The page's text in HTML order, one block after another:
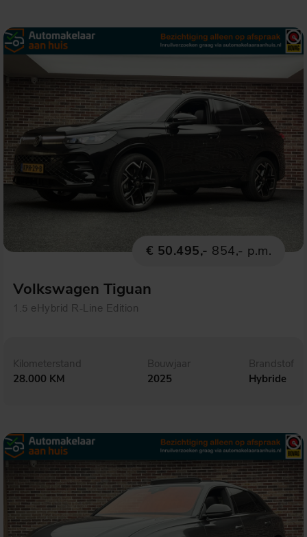
€ 50.495,- 854,- p.m.
Volkswagen Tiguan
1.5 eHybrid R-Line Edition
Kilometerstand
28.000 KM
Bouwjaar
2025
Brandstof
Hybride